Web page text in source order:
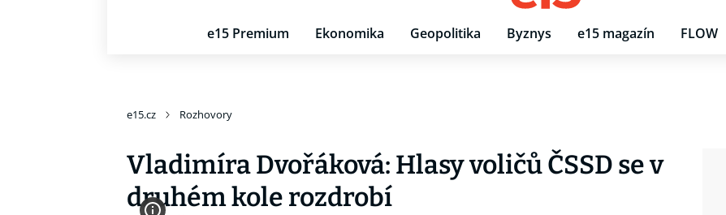
e15 Premium Ekonomika Geopolitika Byznys e15 magazín FLOW
e15.cz Rozhovory
Vladimíra Dvořáková: Hlasy voličů ČSSD se v
druhém kole rozdrobí